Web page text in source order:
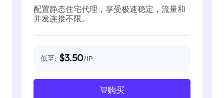
配置静态住宅代理，享受极速稳定，流量和
并发连接不限。
低至: $3.50/IP
购买